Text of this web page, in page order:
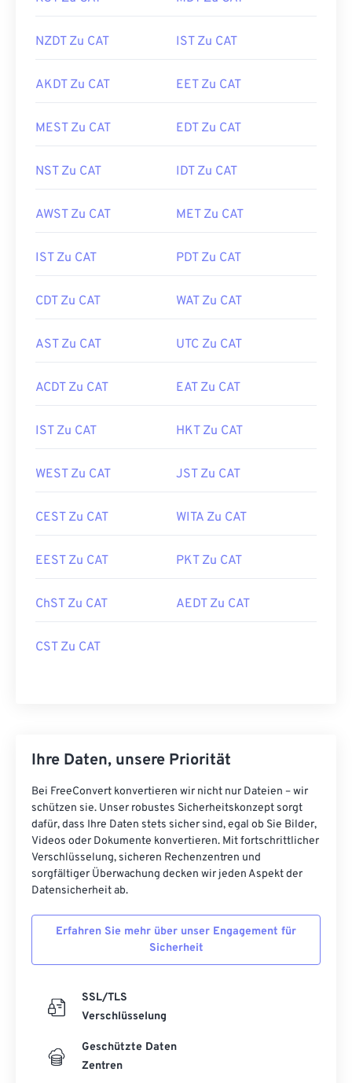
NZDT Zu CAT IST Zu CAT
AKDT Zu CAT EET Zu CAT
MEST Zu CAT EDT Zu CAT
NST Zu CAT IDT Zu CAT
AWST Zu CAT MET Zu CAT
IST Zu CAT PDT Zu CAT
CDT Zu CAT WAT Zu CAT
AST Zu CAT UTC Zu CAT
ACDT Zu CAT EAT Zu CAT
IST Zu CAT HKT Zu CAT
WEST Zu CAT JST Zu CAT
CEST Zu CAT WITA Zu CAT
EEST Zu CAT PKT Zu CAT
ChST Zu CAT AEDT Zu CAT
CST Zu CAT
Ihre Daten, unsere Priorität
Bei FreeConvert konvertieren wir nicht nur Dateien – wir
schützen sie. Unser robustes Sicherheitskonzept sorgt
dafür, dass Ihre Daten stets sicher sind, egal ob Sie Bilder,
Videos oder Dokumente konvertieren. Mit fortschrittlicher
Verschlüsselung, sicheren Rechenzentren und
sorgfältiger Überwachung decken wir jeden Aspekt der
Datensicherheit ab.
Erfahren Sie mehr über unser Engagement für
Sicherheit
SSL/TLS
Verschlüsselung
Geschützte Daten
Zentren